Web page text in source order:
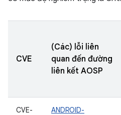
CVE
(Các) lỗi liên
quan đến đường
liên kết AOSP
CVE-
ANDROID-